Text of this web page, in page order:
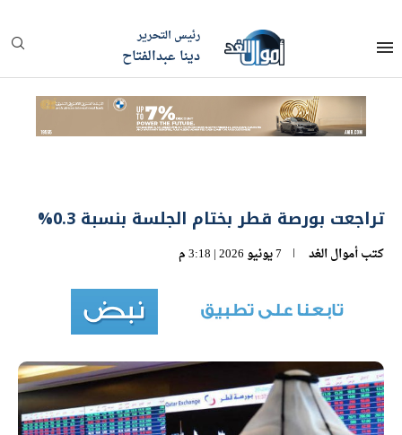
رئيس التحرير
دينا عبدالفتاح
تراجعت بورصة قطر بختام الجلسة بنسبة 0.3%
كتبأموال الغد 7 يونيو 2026 | 3:18 م